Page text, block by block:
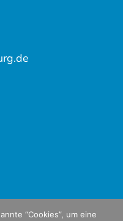
“Cookies”, um eine